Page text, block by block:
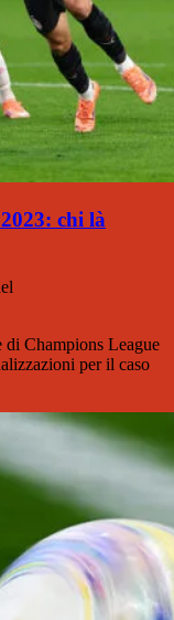
chi là
Champions League
per il caso